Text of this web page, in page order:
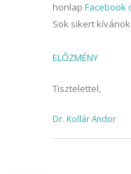
honlap Facebook
Sok sikert
ELŐZMÉNY
Tisztelettel,
Dr. Kollár Andor